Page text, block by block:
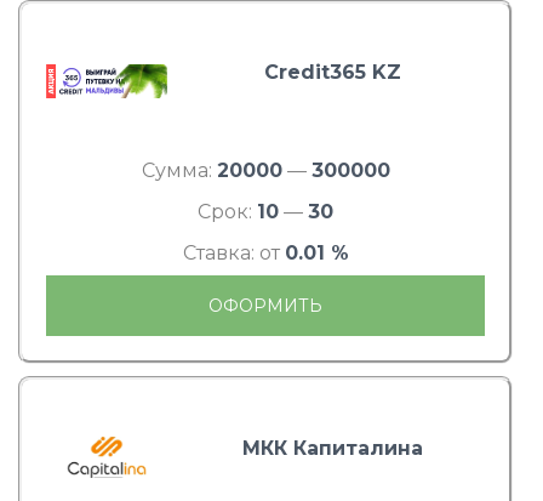
Credit365 KZ
Сумма: 20000— 300000
Срок: 10 — 30
Ставка: от 0.01 %
ОФОРМИТЬ
МКК Капиталина